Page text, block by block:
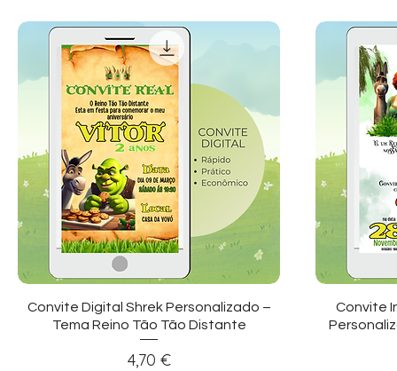
Visualização rápida
Convite Digital Shrek Personalizado –
Tema Reino Tão Tão Distante
Preço
4,70 €
Convite